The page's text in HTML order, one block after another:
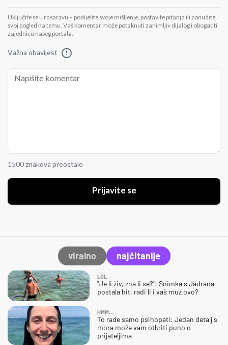
Uključite se u raspravu – podijelite svoje mišljenje, postavite pitanja ili ponudite
svoj pogled na temu. Vaš komentar može potaknuti zanimljiv dijalog i obogatiti
zajednicu našeg portala.
Važna obavijest !
1500 znakova preostalo
Prijavite se
viralno najčitanije
LOL
"Je li živ, zna li se?": Snimka s Jadrana
postala hit, radi li i vaš muž ovo?
HMM…
To rade samo psihopati: Jedan detalj s
mora može vam otkriti puno o
prijateljima